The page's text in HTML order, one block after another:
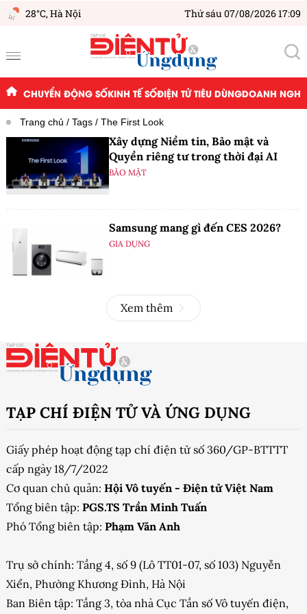
28°C,Hà Nội Thứ sáu 07/08/2026 17:09
CHUYỂN ĐỘNG SỐKINH TẾ SỐĐIỆN TỬ TIÊU DÙNGDOANH
Trang chủ Tags The First Look
Xây dựng Niềm tin, Bảo mật và
Quyền riêng tư trong thời đại AI
BẢO MẬT
Samsung mang gì đến CES 2026?
GIA DỤNG
Xem thêm
TẠP CHÍ ĐIỆN TỬ VÀ ỨNG DỤNG
Giấy phép hoạt động tạp chí điện tử số 360/GP-BTTTT
cấp ngày 18/7/2022
Cơ quan chủ quản: Hội Vô tuyến - Điện tử Việt Nam
Tổng biên tập: PGS.TS Trần Minh Tuấn
Phó Tổng biên tập: Phạm Văn Anh
Trụ sở chính: Tầng 4, số 9 (Lô TT01-07, số 103) Nguyễn
Xiển, Phường Khương Đình, Hà Nội
Ban Biên tập: Tầng 3, tòa nhà Cục Tần số Vô tuyến điện,